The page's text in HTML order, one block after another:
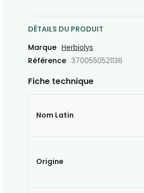
DÉTAILS DU PRODUIT
Marque Herbiolys
Référence 3700550521136
Fiche technique
Nom Latin
Origine